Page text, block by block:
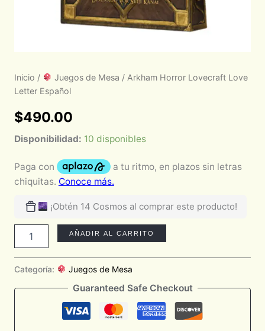
Inicio / Juegos de Mesa / Arkham Horror Lovecraft Love
Letter Español
$490.00
Disponibilidad: 10 disponibles
¡Obtén 14 Cosmos al comprar este producto!
AÑADIR AL CARRITO
Categoría: Juegos de Mesa
Guaranteed Safe Checkout